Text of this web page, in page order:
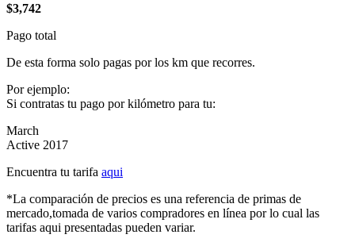
$3,742
Pago total
De esta forma solo pagas por los km que recorres.
Por ejemplo:
Si contratas tu pago por kilómetro para tu:
March
Active 2017
Encuentra tu tarifa aqui
*La comparación de precios es una referencia de primas de
mercado,tomada de varios compradores en línea por lo cual las
tarifas aqui presentadas pueden variar.